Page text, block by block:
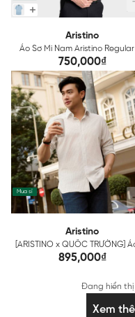
Aristino
Áo Sơ Mi Nam Aristino
ASS054AS3
750,000₫
Mua sỉ
Aristino
[ARISTINO x QUỐC TRƯỜNG]
Mi Kẻ Nam Aristino ALS1850Z
895,000₫
Đang hiển thị
Xem